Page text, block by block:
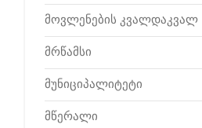
მოვლენების კვალდაკვალ
მრწამსი
მუნიციპალიტეტი
მწერალი